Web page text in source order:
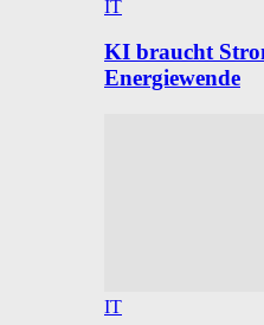
IT
KI braucht
Energiewende
IT